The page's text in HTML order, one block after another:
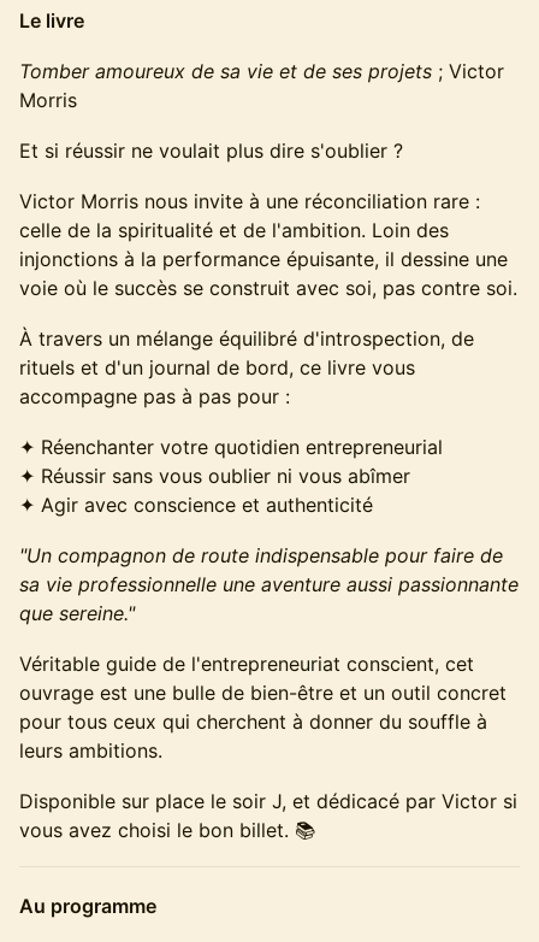
Le livre
Tomber amoureux de sa vie et de ses projets ; Victor
Morris
Et si réussir ne voulait plus dire s'oublier ?
Victor Morris nous invite à une réconciliation rare :
celle de la spiritualité et de l'ambition. Loin des
injonctions à la performance épuisante, il dessine une
voie où le succès se construit avec soi, pas contre soi.
À travers un mélange équilibré d'introspection, de
rituels et d'un journal de bord, ce livre vous
accompagne pas à pas pour :
✦ Réenchanter votre quotidien entrepreneurial
✦ Réussir sans vous oublier ni vous abîmer
✦ Agir avec conscience et authenticité
"Un compagnon de route indispensable pour faire de
sa vie professionnelle une aventure aussi passionnante
que sereine."
Véritable guide de l'entrepreneuriat conscient, cet
ouvrage est une bulle de bien-être et un outil concret
pour tous ceux qui cherchent à donner du souffle à
leurs ambitions.
Disponible sur place le soir J, et dédicacé par Victor si
vous avez choisi le bon billet. 📚
Au programme